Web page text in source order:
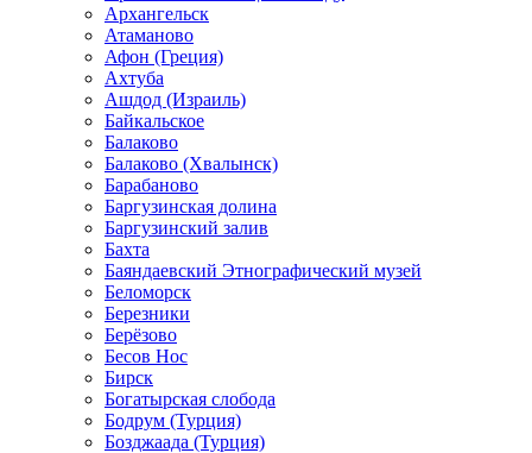
Архангельск
Атаманово
Афон (Греция)
Ахтуба
Ашдод (Израиль)
Байкальское
Балаково
Балаково (Хвалынск)
Барабаново
Баргузинская долина
Баргузинский залив
Бахта
Баяндаевский Этнографический музей
Беломорск
Березники
Берёзово
Бесов Нос
Бирск
Богатырская слобода
Бодрум (Турция)
Бозджаада (Турция)